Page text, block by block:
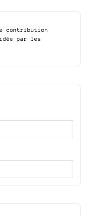
contribution
par les